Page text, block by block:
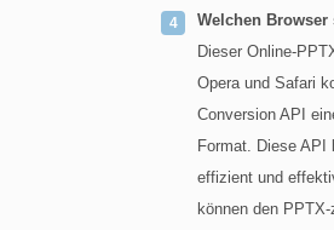
Welchen
Dieser Online-
Opera und Safari
Conversion API
Format. Diese API
effizient und
können den